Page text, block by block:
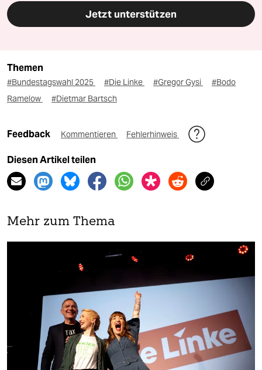
Jetzt unterstützen
Themen
#Bundestagswahl 2025 #Die Linke #Gregor Gysi
#Bodo
Ramelow
#Dietmar Bartsch
Feedback Kommentieren Fehlerhinweis
Diesen Artikel teilen
Mehr zum Thema